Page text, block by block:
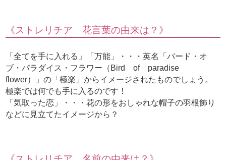
《ストレリチア 花言葉の由来は？》
「全てを手に入れる」「万能」・・・英名「バード・オ
ブ・パラダイス・フラワー（Bird of paradise
flower）」の「極楽」からイメージされたものでしょう。
極楽では何でも手に入るのです！
「気取った恋」・・・花の形をおしゃれな帽子の羽根飾り
などに見立てたイメージから？